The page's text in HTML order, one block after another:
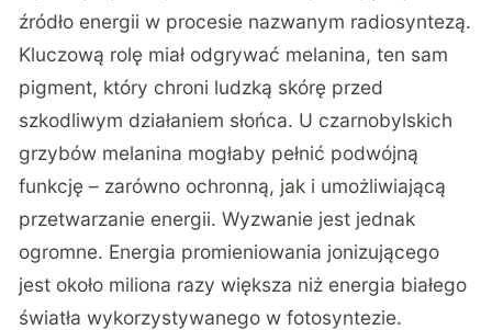
źródło energii w procesie nazwanym radiosyntezą.
Kluczową rolę miał odgrywać melanina, ten sam
pigment, który chroni ludzką skórę przed
szkodliwym działaniem słońca. U czarnobylskich
grzybów melanina mogłaby pełnić podwójną
funkcję – zarówno ochronną, jak i umożliwiającą
przetwarzanie energii. Wyzwanie jest jednak
ogromne. Energia promieniowania jonizującego
jest około miliona razy większa niż energia białego
światła wykorzystywanego w fotosyntezie.